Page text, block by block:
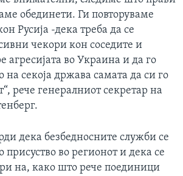
обединети. Ги повторуваме
Русија -дека треба да се
чекори кон соседите и
агресијата во Украина и да го
на секоја држава самата да си го
рече генералниот секретар на
дека безбедносните служби се
присуство во регионот и дека се
на, како што рече поединици